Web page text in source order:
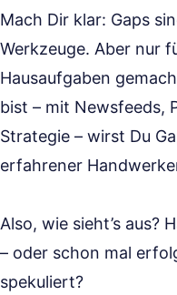
Mach Dir klar: Gaps
Werkzeuge. Aber nur
Hausaufgaben
bist – mit Newsfeeds,
Strategie – wirst Du
erfahrener
Also, wie sieht’s aus?
– oder schon mal
spekuliert?